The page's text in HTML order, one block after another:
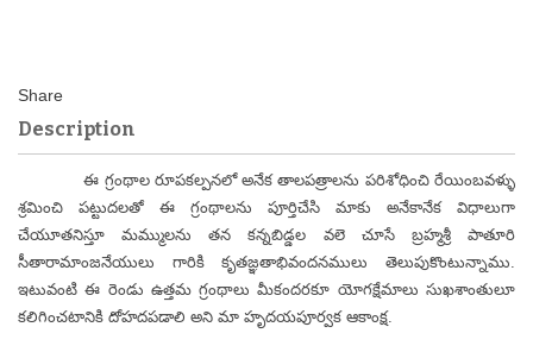
Description
ఈ గ్రంథాల రూపకల్పనలో అనేక తాలపత్రాలను పరిశోధించి రేయింబవళ్ళు
శ్రమించి పట్టుదలతో ఈ గ్రంథాలను పూర్తిచేసి మాకు అనేకానేక విధాలుగా
చేయూతనిస్తూ మమ్ములను తన కన్నబిడ్డల వలె చూసే బ్రహ్మశ్రీ పాతూరి
సీతారామాంజనేయులు గారికి కృతజ్ఞతాభివందనములు తెలుపుకొంటున్నాము.
ఇటువంటి ఈ రెండు ఉత్తమ గ్రంథాలు మీకందరకూ యోగక్షేమాలు సుఖశాంతులూ
కలిగించటానికి దోహదపడాలి అని మా హృదయపూర్వక ఆకాంక్ష.